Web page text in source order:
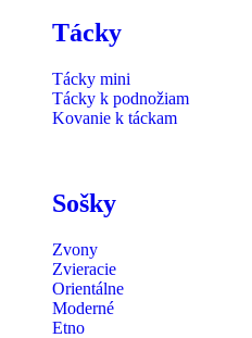
Tácky
Tácky mini
Tácky k podnožiam
Kovanie k táckam
Sošky
Zvony
Zvieracie
Orientálne
Moderné
Etno